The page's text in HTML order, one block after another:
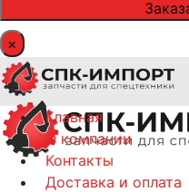
×
Главная
О компании
Контакты
Доставка и оплата